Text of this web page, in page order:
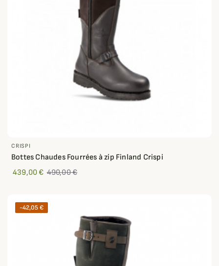
CRISPI
Bottes Chaudes Fourrées à zip Finland Crispi
439,00 € 490,00 €
-42,05 €